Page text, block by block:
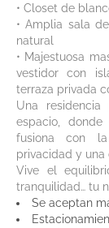
• Closet de
• Amplia sala
natural
• Majestuosa
vestidor con
terraza privada
Una
espacio,
fusiona con la
privacidad y
Vive el
tranquilidad… tu
Se aceptan